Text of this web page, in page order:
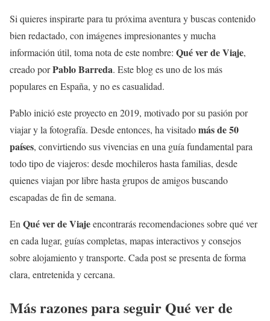
Si quieres inspirarte para tu próxima aventura y buscas contenido
bien redactado, con imágenes impresionantes y mucha
información útil, toma nota de este nombre: Qué ver de Viaje,
creado porPablo Barreda. Este blog es uno de los más
populares en España, y no es casualidad.
Pablo inició este proyecto en 2019, motivado por su pasión por
viajar y la fotografía. Desde entonces, ha visitadomás de 50
países, convirtiendo sus vivencias en una guía fundamental para
todo tipo de viajeros: desde mochileros hasta familias, desde
quienes viajan por libre hasta grupos de amigos buscando
escapadas de fin de semana.
En Qué ver de Viajeencontrarás recomendaciones sobre qué ver
en cada lugar, guías completas, mapas interactivos y consejos
sobre alojamiento y transporte. Cada post se presenta de forma
clara, entretenida y cercana.
Más razones para seguir Qué ver de